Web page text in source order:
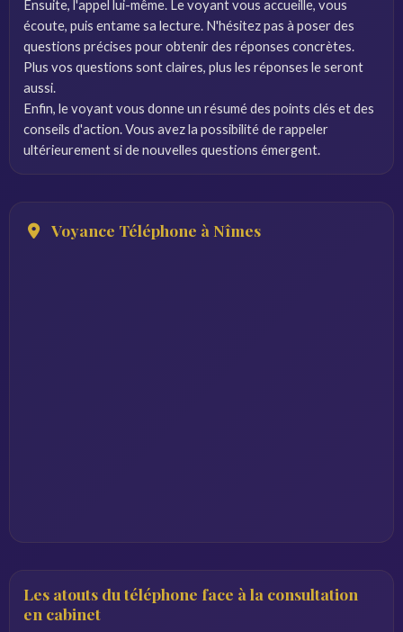
Ensuite, l'appel lui-même. Le voyant vous accueille, vous
écoute, puis entame sa lecture. N'hésitez pas à poser des
questions précises pour obtenir des réponses concrètes.
Plus vos questions sont claires, plus les réponses le seront
aussi.
Enfin, le voyant vous donne un résumé des points clés et des
conseils d'action. Vous avez la possibilité de rappeler
ultérieurement si de nouvelles questions émergent.
Voyance Téléphone à Nîmes
Les atouts du téléphone face à la consultation
en cabinet